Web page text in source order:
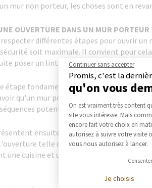
mur non porteur, les choses sont en
OUVERTURE DANS UN MUR PORTEUR
différentes étapes pour ouvrir
soit maximale. Il convient pour
poser un linteau en béton armé et ainsi
étape fondamentale achevée,
qu'un mur porteur ne se casse pas à
potentiellement dévastatrices.
ensuite pour profiter de cette
telle quelle dans le but
une cuisine et une salle à manger, de
Continuer sans accepter
Promis, c'est la
qu'on vous
Plateforme de
On est vraiment très content
site vous intéresse. Mais
encore fait votre choix en
autorisez à suivre votre visite
vous nous autorisez à lancer.
Je choisis